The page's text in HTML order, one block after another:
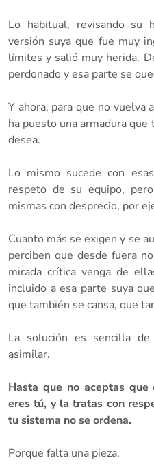
Lo habitual, revisando su
versión suya que fue muy
límites y salió muy herida.
perdonado y esa parte se
Y ahora, para que no vuelva
ha puesto una armadura
desea.
Lo mismo sucede con
respeto de su equipo,
mismas con desprecio, por
Cuanto más se exigen y se
perciben que desde fuera
mirada crítica venga de
incluido a esa parte suya
que también se cansa, que
La solución es sencilla
asimilar.
Hasta que no aceptas
eres tú, y la tratas con
tu sistema no se ordena.
Porque falta una pieza.